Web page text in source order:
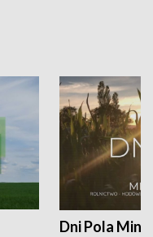
Dni Pola